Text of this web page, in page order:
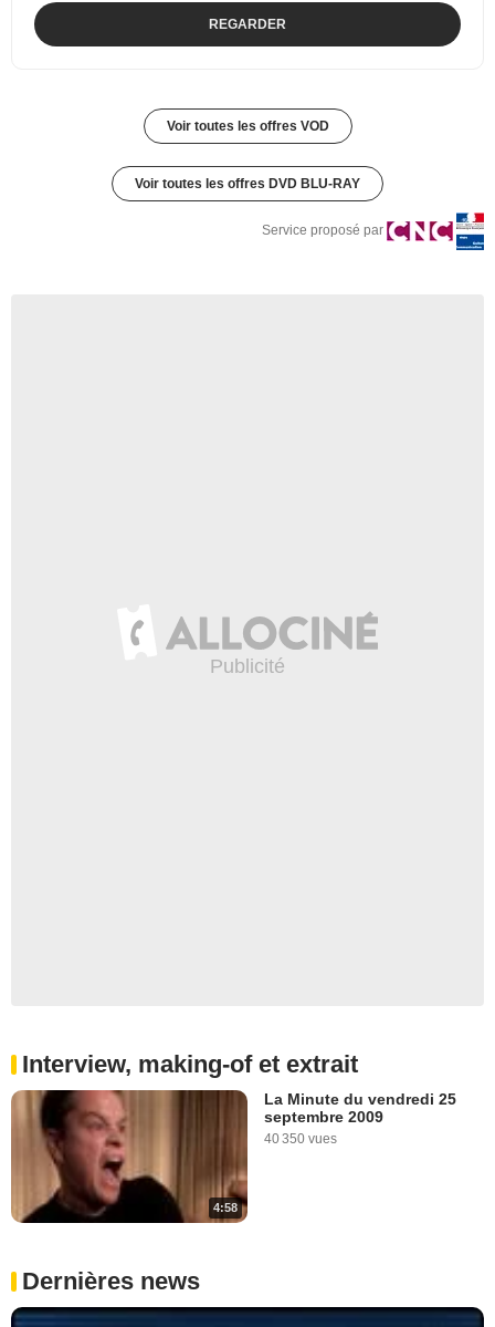
REGARDER
Voir toutes les offres VOD
Voir toutes les offres DVD BLU-RAY
Service proposé par
Interview, making-of et extrait
4:58
La Minute du vendredi 25
septembre 2009
40 350 vues
Dernières news